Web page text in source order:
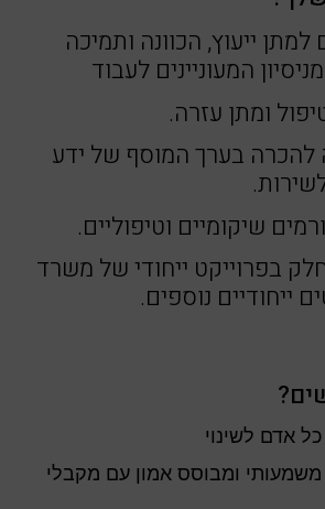
ייעוץ, הכוונה ותמיכה
המעוניינים לעבוד
ומתן עזרה.
להכרה בערך המוסף של ידע
שיקומיים וטיפוליים.
בפרוייקט ייחודי של משרד
ייחודיים נוספים.
אדם לשינוי
משמעותי ומבוסס אמון עם מקבלי